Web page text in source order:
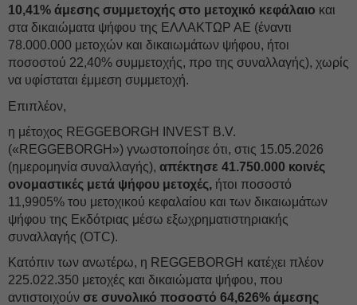
10,41% άμεσης συμμετοχής στο μετοχικό κεφάλαιο και
στα δικαιώματα ψήφου της ΕΛΛΑΚΤΩΡ ΑΕ (έναντι
78.000.000 μετοχών και δικαιωμάτων ψήφου, ήτοι
ποσοστού 22,40% συμμετοχής, προ της συναλλαγής), χωρίς
να υφίσταται έμμεση συμμετοχή.
Επιπλέον,
η μέτοχος REGGEBORGH INVEST B.V.
(«REGGEBORGH») γνωστοποίησε ότι, στις 15.05.2026
(ημερομηνία συναλλαγής), απέκτησε 41.750.000 κοινές
ονομαστικές μετά ψήφου μετοχές, ήτοι ποσοστό
11,9905% του μετοχικού κεφαλαίου και των δικαιωμάτων
ψήφου της Εκδότριας μέσω εξωχρηματιστηριακής
συναλλαγής (OTC).
Κατόπιν των ανωτέρω, η REGGEBORGH κατέχει πλέον
225.022.350 μετοχές και δικαιώματα ψήφου, που
αντιστοιχούν σε συνολικό ποσοστό 64,626% άμεσης